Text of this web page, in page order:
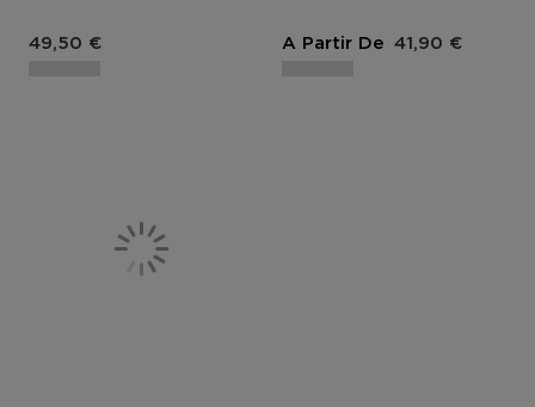
Prix du produit
49,50 € A Partir De Prix du produit
41,90 €